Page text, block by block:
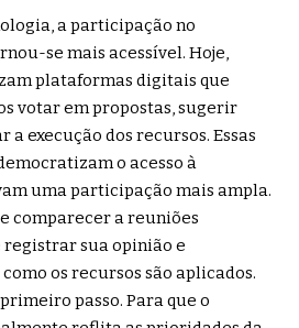
a participação no
se mais acessível. Hoje,
plataformas digitais que
votar em propostas, sugerir
a execução dos recursos. Essas
o acesso à
uma participação mais ampla.
comparecer a reuniões
sua opinião e
os recursos são aplicados.
passo. Para que o